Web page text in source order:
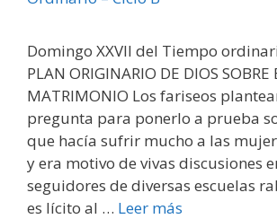
Domingo XXVII del Tiempo
PLAN ORIGINARIO DE DIOS SOBRE
MATRIMONIO Los fariseos
pregunta para ponerlo a prueba
que hacía sufrir mucho a las
y era motivo de vivas discusiones
seguidores de diversas escuelas
es lícito al … Leer más